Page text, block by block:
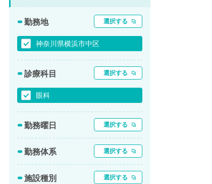
勤務地 選択する
神奈川県横浜市中区
診療科目 選択する
眼科
勤務曜日 選択する
勤務体系 選択する
施設種別 選択する